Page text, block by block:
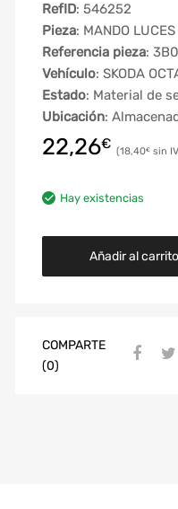
RefID: 546252
Pieza: MANDO LUCES
Referencia pieza:
Vehículo: SKODA
Estado: Material de
Ubicación:
22,26€ 18,40€
Hay existencias
Añadir al carrito
COMPARTE
(0)